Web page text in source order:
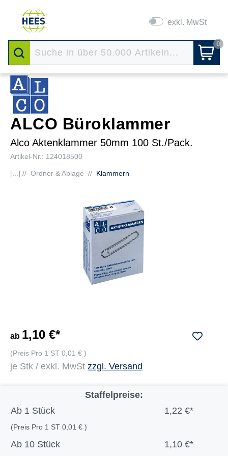
exkl. MwSt
0
ALCO Büroklammer
Alco Aktenklammer 50mm 100 St./Pack.
Artikel-Nr.: 124018500
[...] // Ordner & Ablage // Klammern
ab 1,10 €*
(Preis Pro 1 ST 0,01 € )
je Stk / exkl. MwSt zzgl. Versand
Staffelpreise:
Ab 1 Stück 1,22 €*
(Preis Pro 1 ST 0,01 € )
Ab 10 Stück 1,10 €*